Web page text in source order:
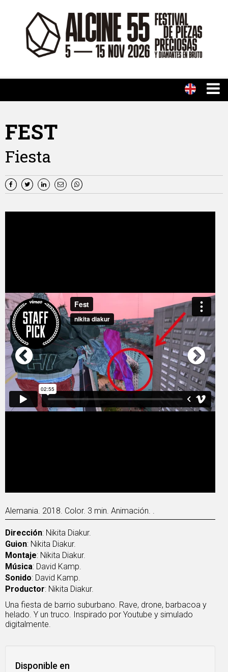
FEST
Fiesta
Alemania. 2018. Color. 3 min. Animación. .
Dirección: Nikita Diakur.
Guion: Nikita Diakur.
Montaje: Nikita Diakur.
Música: David Kamp.
Sonido: David Kamp.
Productor: Nikita Diakur.
Una fiesta de barrio suburbano. Rave, drone, barbacoa y
helado. Y un truco. Inspirado por Youtube y simulado
digitalmente.
Disponible en